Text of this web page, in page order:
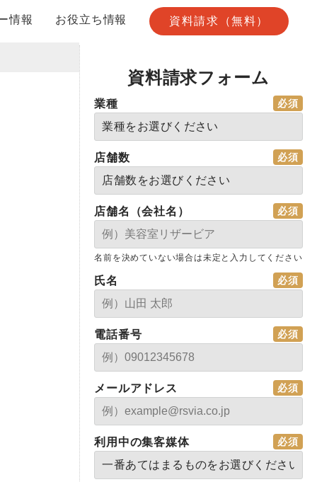
情報 お役立ち情報 資料請求（無料）
資料請求フォーム
業種
店舗数
店舗名（会社名）
名前を決めていない場合は未定と入力してください
氏名
電話番号
メールアドレス
利用中の集客媒体